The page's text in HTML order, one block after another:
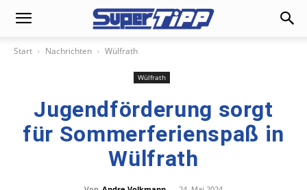
Start Nachrichten Wülfrath
Wülfrath
Jugendförderung sorgt
für Sommerferienspaß in
Wülfrath